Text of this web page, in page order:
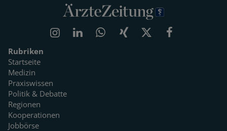
Rubriken
Startseite
Medizin
Praxiswissen
Politik & Debatte
Regionen
Kooperationen
Jobbörse